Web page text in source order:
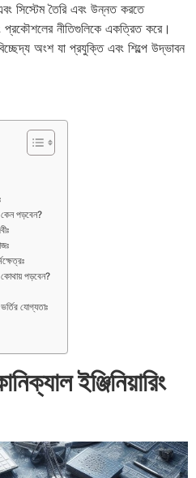
সিস্টেম তৈরি এবং উন্নত করতে
প্রকৌশলের নীতিগুলিকে একত্রিত করে।
অংশ যা প্রযুক্তি এবং শিল্পে উদ্ভাবন
কেন পড়বেন?
কোথায় পড়বেন?
যোগ্যতাঃ
ইঞ্জিনিয়ারিং